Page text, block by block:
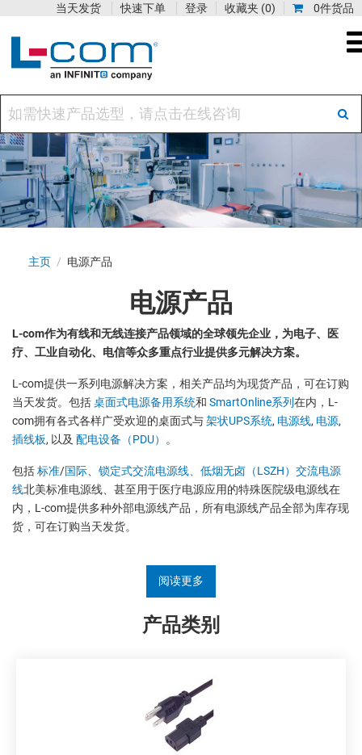
0件货品
收藏夹 (0)
当天发货 快速下单 登录
主页 / 电源产品
电源产品
L-com作为有线和无线连接产品领域的全球领先企业，为电子、医
疗、工业自动化、电信等众多重点行业提供多元解决方案。
L-com提供一系列电源解决方案，相关产品均为现货产品，可在订购
当天发货。包括桌面式电源备用系统和 SmartOnline系列在内，L-
com拥有各式各样广受欢迎的桌面式与架状UPS系统, 电源线, 电源,
插线板, 以及 配电设备（PDU） 。
包括标准/国际、 锁定式交流电源线、低烟无卤（LSZH）交流电源
线北美标准电源线、甚至用于医疗电源应用的特殊医院级电源线在
内，L-com提供多种外部电源线产品，所有电源线产品全部为库存现
货，可在订购当天发货。
阅读更多
产品类别